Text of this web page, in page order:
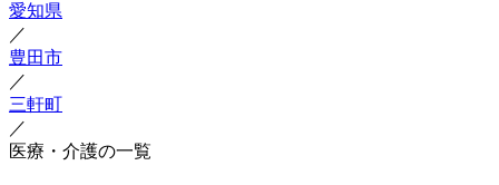
愛知県
／
豊田市
／
三軒町
／
医療・介護の一覧